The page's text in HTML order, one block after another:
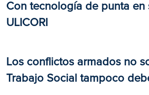
Con tecnología de punta en
ULICORI
Los conflictos armados no
Trabajo Social tampoco